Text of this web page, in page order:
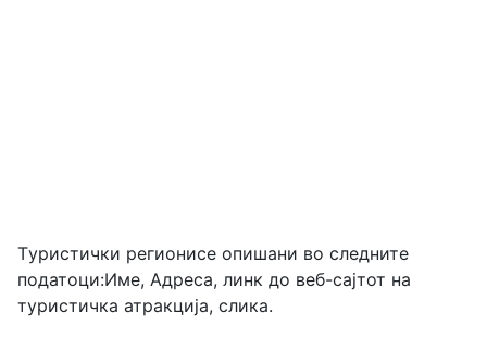
Tуристички регионисе опишани во следните
податоци:Име, Адреса, линк до веб-сајтот на
туристичка атракција, слика.